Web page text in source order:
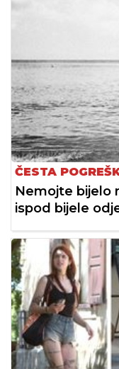
ČESTA
Nemojte bijelo
ispod bijele